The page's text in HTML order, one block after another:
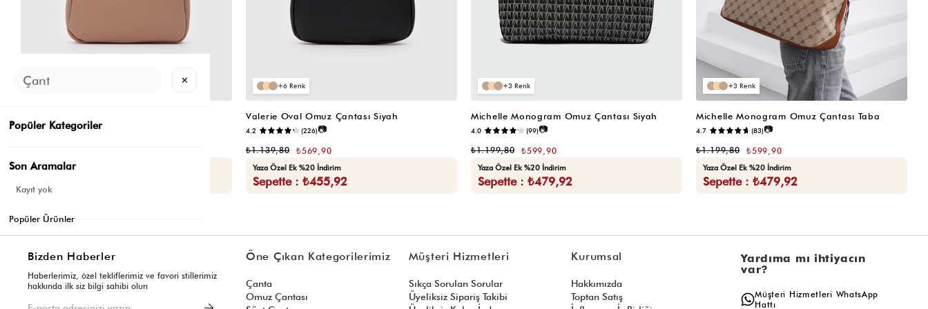
3.4 (12)📷
Seçili Ürünlerde Ek %30 İndirim
6
Valerie Oval Omuz Çantası Siyah
4.2 (226)📷
₺569,90
₺1.139,80
Yaza Özel Ek %20 İndirim
Sepette : ₺455,92
3
Michelle Monogram Omuz Çantası Siyah
4.0 (99)📷
₺599,90
₺1.199,80
Yaza Özel Ek %20 İndirim
Sepette : ₺479,92
3
Michelle Monogram Omuz Çantası Taba
4.7 (83)📷
₺599,90
₺1.199,80
Yaza Özel Ek %20 İndirim
Sepette : ₺479,92
Bizden Haberler
Haberlerimiz, özel tekliflerimiz ve favori stillerimiz
hakkında ilk siz bilgi sahibi olun
Öne Çıkan Kategorilerimiz
Çanta
Omuz Çantası
Müşteri Hizmetleri
Sıkça Sorulan Sorular
Üyeliksiz Sipariş Takibi
Kurumsal
Hakkımızda
Toptan Satış
Yardıma mı ihtiyacın
var?
Müşteri Hizmetleri WhatsApp
Hattı
✕
Popüler Kategoriler
Son Aramalar
Kayıt yok
Popüler Ürünler